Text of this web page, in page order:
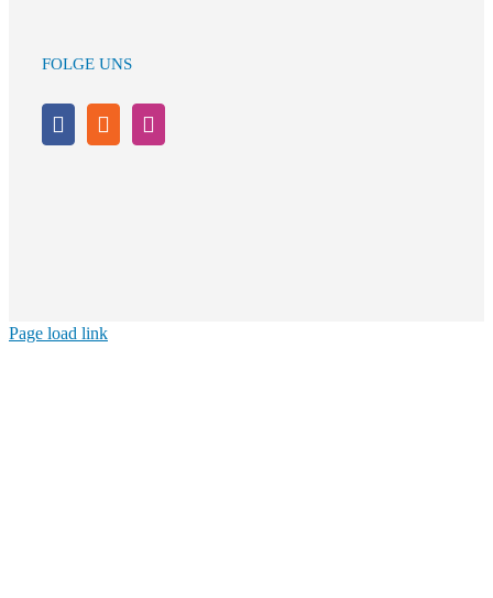
FOLGE UNS
Page load link